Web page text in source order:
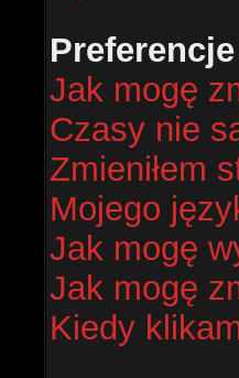
Jak mogę
Czasy nie
Zmieniłem
Mojego
Jak mogę
Jak mogę
Kiedy